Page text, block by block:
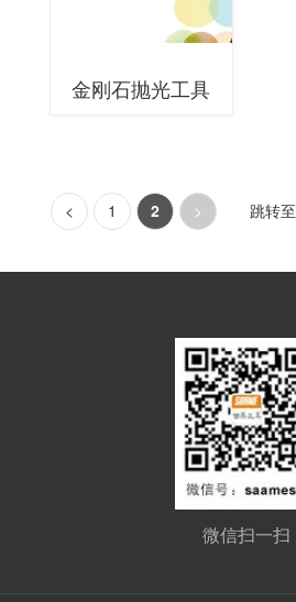
金刚石抛光工具
< 1 2 > 跳转至
微信扫一扫